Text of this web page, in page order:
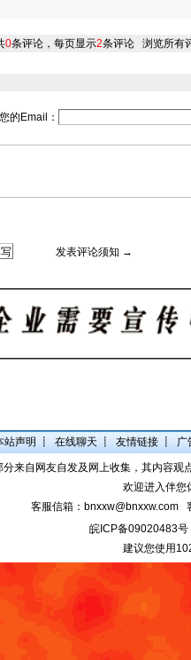
0条评论，每页显示2条评论 浏览所有
的Email：
发表评论须知 →
站声明 ┋ 在线聊天 ┋ 友情链接 ┋ 广
分来自网友自发及网上收集，其内容
欢迎进入伴您
客服信箱：bnxxw@bnxxw.com
皖ICP备09020483号
建议您使用